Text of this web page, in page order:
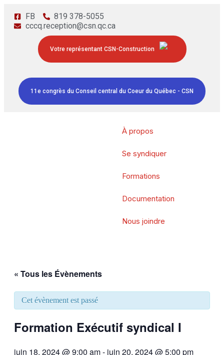
FB
819 378-5055
cccq.reception@csn.qc.ca
Votre représentant CSN-Construction
11e congrès du Conseil central du Coeur du Québec - CSN
À propos
Se syndiquer
Formations
Documentation
Nous joindre
« Tous les Évènements
Cet évènement est passé
Formation Exécutif syndical I
juin 18, 2024 @ 9:00 am- juin 20, 2024 @ 5:00 pm